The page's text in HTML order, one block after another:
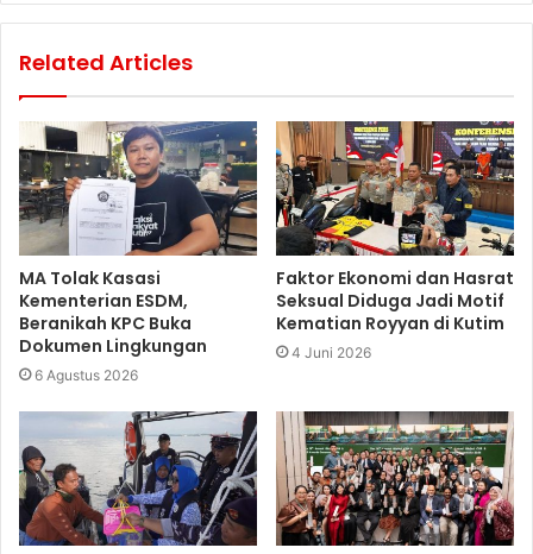
Related Articles
MA Tolak Kasasi
Kementerian ESDM,
Beranikah KPC Buka
Dokumen Lingkungan
6 Agustus 2026
Faktor Ekonomi dan Hasrat
Seksual Diduga Jadi Motif
Kematian Royyan di Kutim
4 Juni 2026